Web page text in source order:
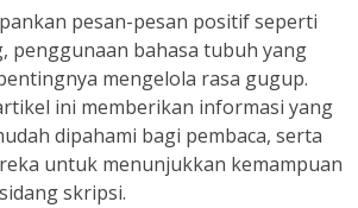
pesan-pesan positif seperti
penggunaan bahasa tubuh yang
mengelola rasa gugup.
ini memberikan informasi yang
dipahami bagi pembaca, serta
untuk menunjukkan kemampuan
skripsi.